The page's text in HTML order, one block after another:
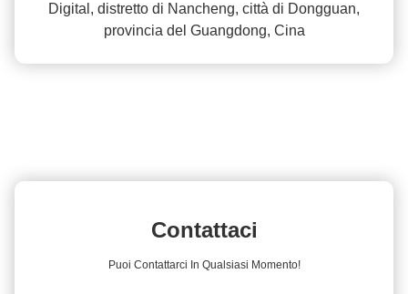
Digital, distretto di Nancheng, città di Dongguan,
provincia del Guangdong, Cina
Contattaci
Puoi Contattarci In Qualsiasi Momento!